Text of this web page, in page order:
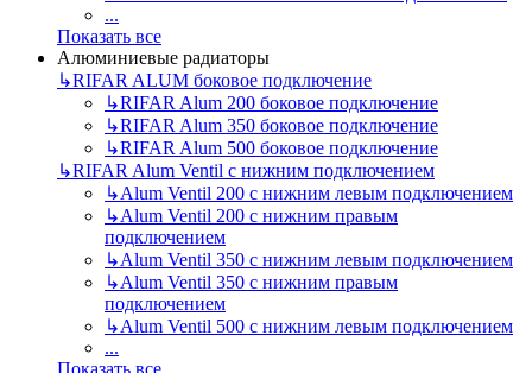
...
Показать все
Алюминиевые радиаторы
↳RIFAR ALUM боковое подключение
↳RIFAR Alum 200 боковое подключение
↳RIFAR Alum 350 боковое подключение
↳RIFAR Alum 500 боковое подключение
↳RIFAR Alum Ventil с нижним подключением
↳Alum Ventil 200 с нижним левым подключением
↳Alum Ventil 200 с нижним правым
подключением
↳Alum Ventil 350 с нижним левым подключением
↳Alum Ventil 350 с нижним правым
подключением
↳Alum Ventil 500 с нижним левым подключением
...
Показать все